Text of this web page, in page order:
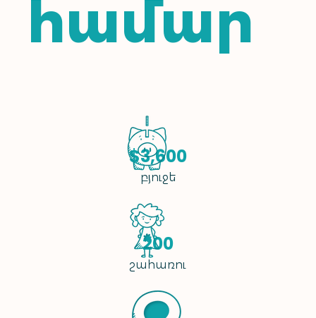
համար
$3,600
բյուջե
200
շահառու